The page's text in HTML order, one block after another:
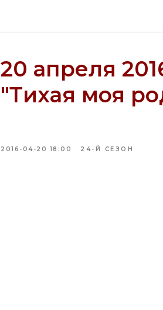
20 апреля
"Тихая моя
2016-04-20 18:00 24-Й СЕЗОН